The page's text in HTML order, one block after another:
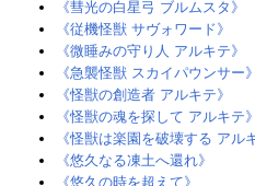
《彗光の白星弓 ブルムスタ》
《従機怪獣 サヴォワード》
《微睡みの守り人 アルキテ》‎
《急襲怪獣 スカイパウンサー》‎
《怪獣の創造者 アルキテ》‎
《怪獣の魂を探して アルキテ》‎
《怪獣は楽園を破壊する アル
《悠久なる凍土へ還れ》‎
《悠久の時を超えて》‎